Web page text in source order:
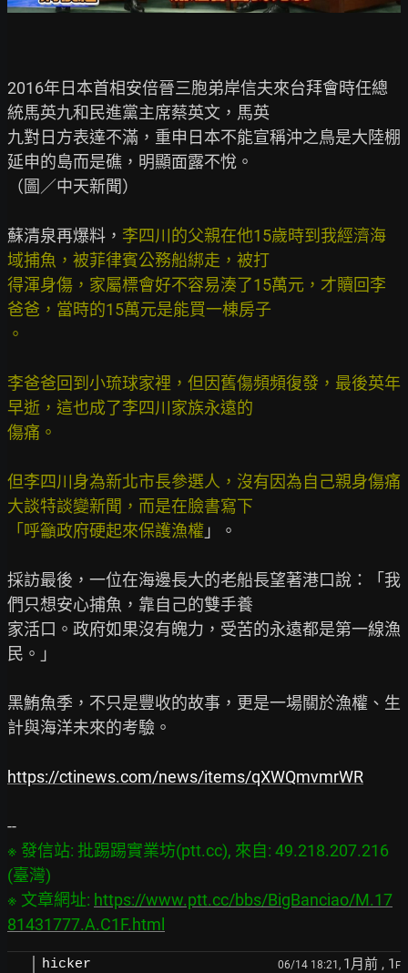
2016年日本首相安倍晉三胞弟岸信夫來台拜會時任總
統馬英九和民進黨主席蔡英文，馬英
九對日方表達不滿，重申日本不能宣稱沖之鳥是大陸棚
延申的島而是礁，明顯面露不悅。
（圖／中天新聞）
蘇清泉再爆料， 李四川的父親在他15歲時到我經濟海
域捕魚，被菲律賓公務船綁走，被打
得渾身傷，家屬標會好不容易湊了15萬元，才贖回李
爸爸，當時的15萬元是能買一棟房子
。
李爸爸回到小琉球家裡，但因舊傷頻頻復發，最後英年
早逝，這也成了李四川家族永遠的
傷痛。
但李四川身為新北市長參選人，沒有因為自己親身傷痛
大談特談變新聞，而是在臉書寫下
「呼籲政府硬起來保護漁權 」。
採訪最後，一位在海邊長大的老船長望著港口說：「我
們只想安心捕魚，靠自己的雙手養
家活口。政府如果沒有魄力，受苦的永遠都是第一線漁
民。」
黑鮪魚季，不只是豐收的故事，更是一場關於漁權、生
計與海洋未來的考驗。
https://ctinews.com/news/items/qXWQmvmrWR
※ 發信站: 批踢踢實業坊(ptt.cc), 來自: 49.218.207.216
(臺灣)
※ 文章網址: https://www.ptt.cc/bbs/BigBanciao/M.17
81431777.A.C1F.html
hicker 06/14 18:21, 1月前 , 1 F